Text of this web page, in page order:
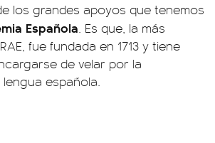
los grandes apoyos que tenemos
Española. Es que, la más
fue fundada en 1713 y tiene
de velar por la
española.